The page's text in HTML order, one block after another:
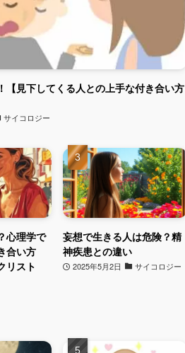
【見下してくる人との上手な付き合い方
サイコロジー
心理学で
合い方
リスト
妄想で生きる人は危険？精
神疾患との違い
2025年5月2日 サイコロジー